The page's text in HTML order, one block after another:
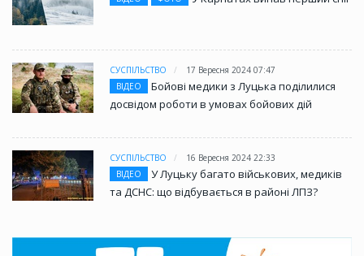
СУСПІЛЬСТВО
17 Вересня 2024 07:47
ВІДЕО
Бойові медики з Луцька поділилися
досвідом роботи в умовах бойових дій
СУСПІЛЬСТВО
16 Вересня 2024 22:33
ВІДЕО
У Луцьку багато військових, медиків
та ДСНС: що відбувається в районі ЛПЗ?